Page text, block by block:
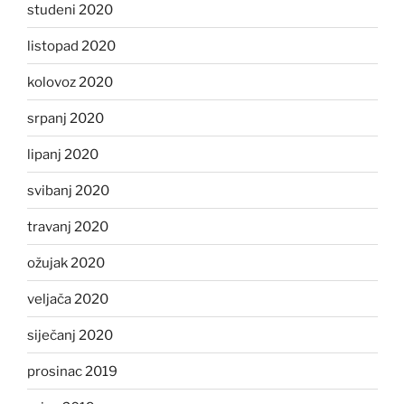
studeni 2020
listopad 2020
kolovoz 2020
srpanj 2020
lipanj 2020
svibanj 2020
travanj 2020
ožujak 2020
veljača 2020
siječanj 2020
prosinac 2019